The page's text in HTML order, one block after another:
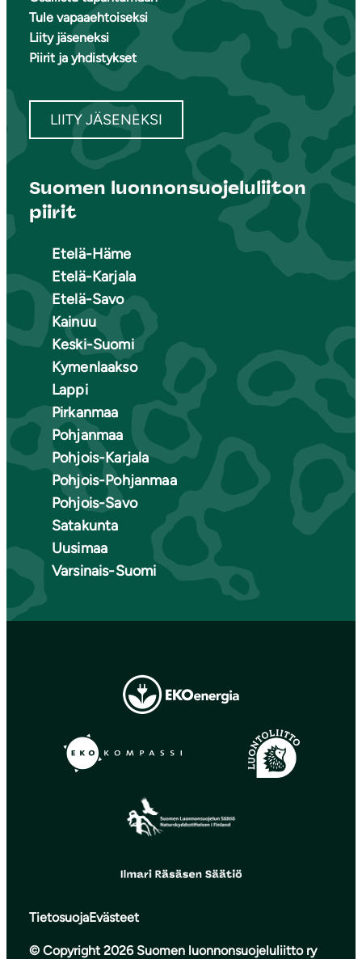
Tule vapaaehtoiseksi
Liity jäseneksi
Piirit ja yhdistykset
LIITY JÄSENEKSI
Suomen luonnonsuojeluliiton
piirit
Etelä-Häme
Etelä-Karjala
Etelä-Savo
Kainuu
Keski-Suomi
Kymenlaakso
Lappi
Pirkanmaa
Pohjanmaa
Pohjois-Karjala
Pohjois-Pohjanmaa
Pohjois-Savo
Satakunta
Uusimaa
Varsinais-Suomi
TietosuojaEvästeet
© Copyright 2026 Suomen luonnonsuojeluliitto ry